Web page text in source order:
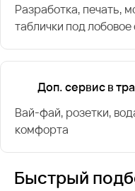
Разработка, печать,
таблички под лобовое
Доп. сервис в
Вай-фай, розетки,
комфорта
Быстрый